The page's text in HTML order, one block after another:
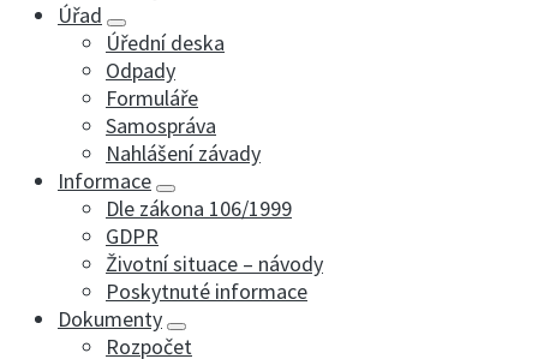
Úřad
Úřední deska
Odpady
Formuláře
Samospráva
Nahlášení závady
Informace
Dle zákona 106/1999
GDPR
Životní situace – návody
Poskytnuté informace
Dokumenty
Rozpočet